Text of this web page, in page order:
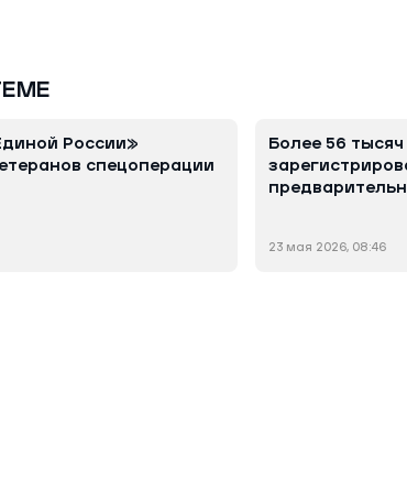
России»
спецоперации
Более 56
23 мая 2026, 08:46